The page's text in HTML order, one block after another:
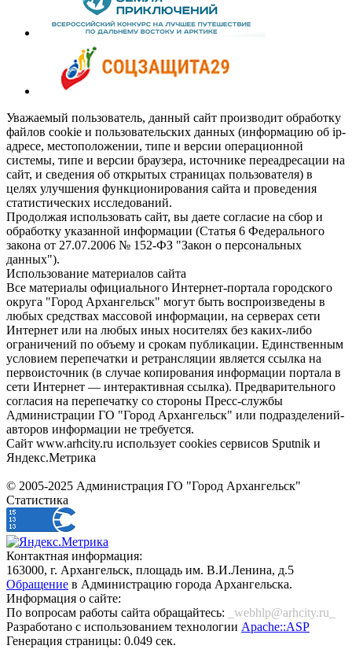
Уважаемый пользователь, данный сайт производит обработку
файлов cookie и пользовательских данных (информацию об ip-
адресе, местоположении, типе и версии операционной
системы, типе и версии браузера, источнике переадресации на
сайт, и сведения об открытых страницах пользователя) в
целях улучшения функционирования сайта и проведения
статистических исследований.
Продолжая использовать сайт, вы даете согласие на сбор и
обработку указанной информации (Статья 6 Федерального
закона от 27.07.2006 № 152-ФЗ "Закон о персональных
данных").
Использование материалов сайта
Все материалы официального Интернет-портала городского
округа "Город Архангельск" могут быть воспроизведены в
любых средствах массовой информации, на серверах сети
Интернет или на любых иных носителях без каких-либо
ограничений по объему и срокам публикации. Единственным
условием перепечатки и ретрансляции является ссылка на
первоисточник (в случае копирования информации портала в
сети Интернет — интерактивная ссылка). Предварительного
согласия на перепечатку со стороны Пресс-службы
Администрации ГО "Город Архангельск" или подразделений-
авторов информации не требуется.
Сайт www.arhcity.ru использует cookies сервисов Sputnik и
Яндекс.Метрика
© 2005-2025 Администрация ГО "Город Архангельск"
Статистика
Контактная информация:
163000, г. Архангельск, площадь им. В.И.Ленина, д.5
Обращение в Администрацию города Архангельска.
Информация о сайте:
По вопросам работы сайта обращайтесь:
_webhlp@arhcity.ru_
Разработано с использованием технологии Apache::ASP
Генерация страницы: 0.049 сек.